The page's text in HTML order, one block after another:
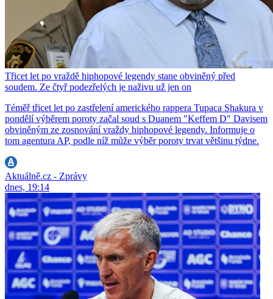
Třicet let po vraždě hiphopové legendy stane obviněný před
soudem. Ze čtyř podezřelých je naživu už jen on
Téměř třicet let po zastřelení amerického rappera Tupaca Shakura v
pondělí výběrem poroty začal soud s Duanem "Keffem D" Davisem
obviněným ze zosnování vraždy hiphopové legendy. Informuje o
tom agentura AP, podle níž může výběr poroty trvat většinu týdne.
Aktuálně.cz - Zprávy
dnes, 19:14